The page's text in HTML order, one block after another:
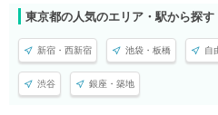
東京都の人気のエリア・駅から探す
新宿・西新宿 池袋・板橋 自
渋谷 銀座・築地